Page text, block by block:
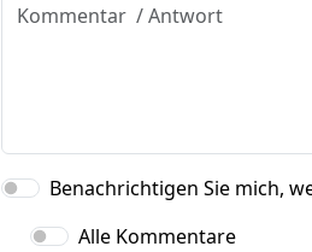
Benachrichtigen Sie mich,
Alle Kommentare